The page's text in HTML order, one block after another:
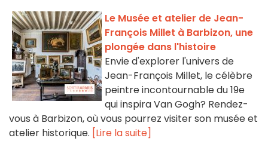
Le Musée et atelier de Jean-
François Millet à Barbizon, une
plongée dans l'histoire
Envie d'explorer l'univers de
Jean-François Millet, le célèbre
peintre incontournable du 19e
qui inspira Van Gogh? Rendez-
vous à Barbizon, où vous pourrez visiter son musée et
atelier historique. [Lire la suite]